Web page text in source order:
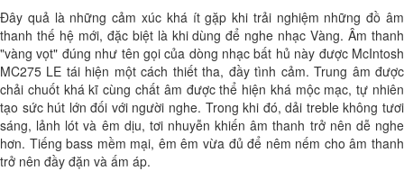
Đây quả là những cảm xúc khá ít gặp khi trải nghiệm những đồ âm
thanh thế hệ mới, đặc biệt là khi dùng để nghe nhạc Vàng. Âm thanh
"vàng vọt" đúng như tên gọi của dòng nhạc bất hủ này được McIntosh
MC275 LE tái hiện một cách thiết tha, đầy tình cảm. Trung âm được
chải chuốt khá kĩ cùng chất âm được thể hiện khá mộc mạc, tự nhiên
tạo sức hút lớn đối với người nghe. Trong khi đó, dải treble không tươi
sáng, lảnh lót và êm dịu, tơi nhuyễn khiến âm thanh trở nên dễ nghe
hơn. Tiếng bass mềm mại, êm êm vừa đủ để nêm nếm cho âm thanh
trở nên đầy đặn và ấm áp.